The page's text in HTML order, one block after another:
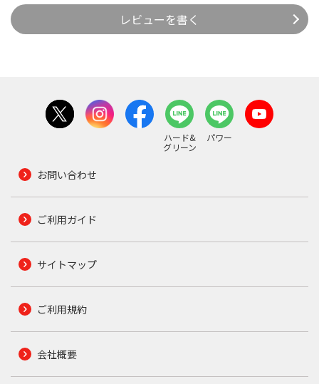
レビューを書く
ハード&
グリーン
パワー
お問い合わせ
ご利用ガイド
サイトマップ
ご利用規約
会社概要